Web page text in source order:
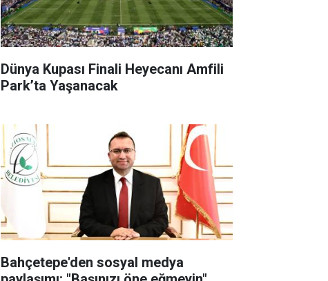
Dünya Kupası Finali Heyecanı Amfili
Park’ta Yaşanacak
Bahçetepe'den sosyal medya